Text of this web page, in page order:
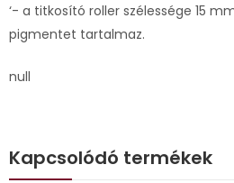
‘- a titkosító roller szélessége 15
pigmentet tartalmaz.
null
Kapcsolódó termékek